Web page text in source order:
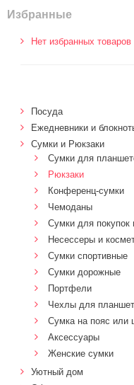
Избранные
Нет избранных товаров
Посуда
Ежедневники и
Сумки и Рюкзаки
Сумки для
Рюкзаки
Конференц-сумки
Чемоданы
Сумки для покупок
Несессеры и
Сумки спортивные
Сумки дорожные
Портфели
Чехлы для
Сумка на пояс или
Аксессуары
Женские сумки
Уютный дом